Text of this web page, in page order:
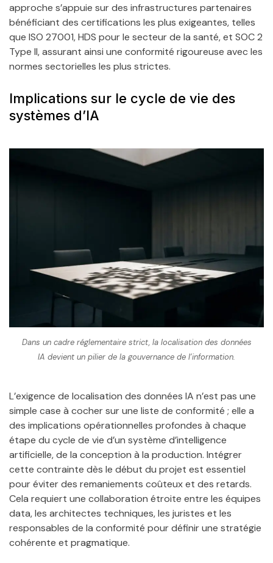
approche s’appuie sur des infrastructures partenaires
bénéficiant des certifications les plus exigeantes, telles
que ISO 27001, HDS pour le secteur de la santé, et SOC 2
Type II, assurant ainsi une conformité rigoureuse avec les
normes sectorielles les plus strictes.
Implications sur le cycle de vie des
systèmes d’IA
Dans un cadre réglementaire strict, la localisation des données
IA devient un pilier de la gouvernance de l’information.
L’exigence de localisation des données IA n’est pas une
simple case à cocher sur une liste de conformité ; elle a
des implications opérationnelles profondes à chaque
étape du cycle de vie d’un système d’intelligence
artificielle, de la conception à la production. Intégrer
cette contrainte dès le début du projet est essentiel
pour éviter des remaniements coûteux et des retards.
Cela requiert une collaboration étroite entre les équipes
data, les architectes techniques, les juristes et les
responsables de la conformité pour définir une stratégie
cohérente et pragmatique.